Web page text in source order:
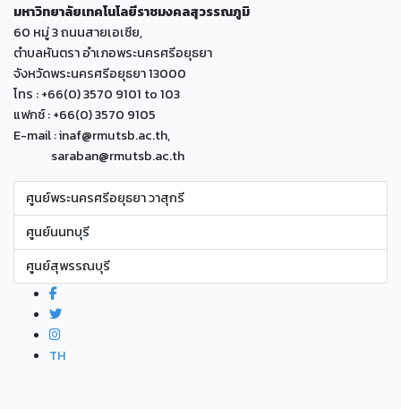
มหาวิทยาลัยเทคโนโลยีราชมงคลสุวรรณภูมิ
60 หมู่ 3 ถนนสายเอเซีย,
ตำบลหันตรา อำเภอพระนครศรีอยุธยา
จังหวัดพระนครศรีอยุธยา 13000
โทร : +66(0) 3570 9101 to 103
แฟกซ์ : +66(0) 3570 9105
E-mail : inaf@rmutsb.ac.th,
saraban@rmutsb.ac.th
ศูนย์พระนครศรีอยุธยา วาสุกรี
ศูนย์นนทบุรี
ศูนย์สุพรรณบุรี
TH